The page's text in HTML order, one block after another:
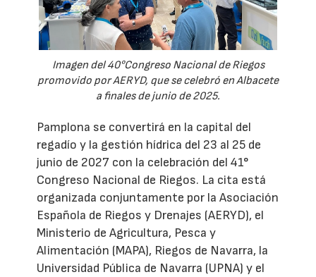
Imagen del 40°Congreso Nacional de Riegos
promovido por AERYD, que se celebró en Albacete
a finales de junio de 2025.
Pamplona se convertirá en la capital del
regadío y la gestión hídrica del 23 al 25 de
junio de 2027 con la celebración del 41°
Congreso Nacional de Riegos. La cita está
organizada conjuntamente por la Asociación
Española de Riegos y Drenajes (AERYD), el
Ministerio de Agricultura, Pesca y
Alimentación (MAPA), Riegos de Navarra, la
Universidad Pública de Navarra (UPNA) y el